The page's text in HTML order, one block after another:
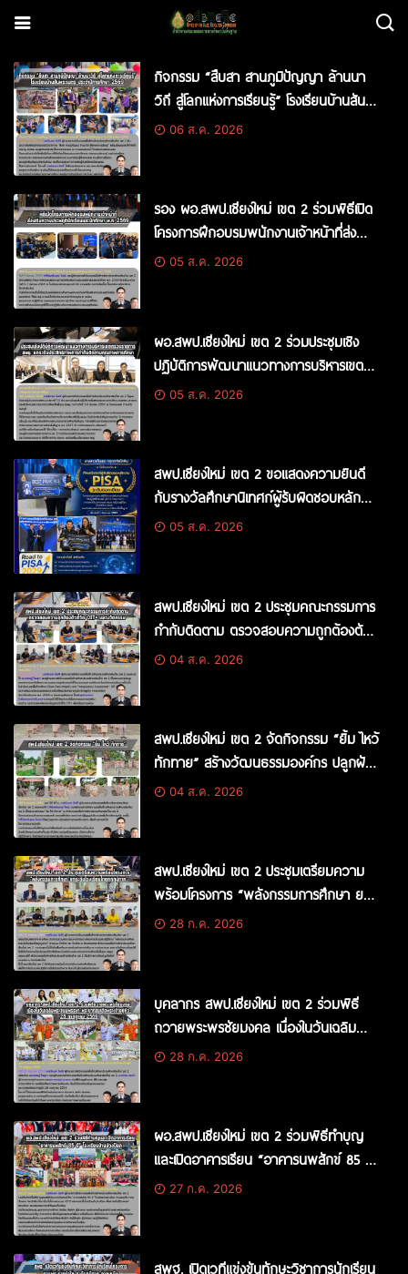
กิจกรรม “สืบสา สานภูมิปัญญา ล้านนา
วิถี สู่โลกแห่งการเรียนรู้” โรงเรียนบ้านสัน
พระเนตร ประจำปีการศึกษา 2569
06 ส.ค. 2026
รอง ผอ.สพป.เชียงใหม่ เขต 2 ร่วมพิธีเปิด
โครงการฝึกอบรมพนักงานเจ้าหน้าที่ส่ง
เสริมความประพฤตินักเรียนและนักศึกษา
05 ส.ค. 2026
ผอ.สพป.เชียงใหม่ เขต 2 ร่วมประชุมเชิง
ปฏิบัติการพัฒนาแนวทางการบริหารเขต
ตรวจราชการ สพฐ. ยกระดับประสิทธิภาพ
05 ส.ค. 2026
สพป.เชียงใหม่ เขต 2 ขอแสดงความยินดี
กับรางวัลศึกษานิเทศก์ผู้รับผิดชอบหลัก
งาน PISA ระดับยอดเยี่ยม ระดับ สพฐ.
05 ส.ค. 2026
สพป.เชียงใหม่ เขต 2 ประชุมคณะกรรมการ
กำกับติดตาม ตรวจสอบความถูกต้องตัวชี้
วัด OIT+ และนวัตกรรม Integrity
04 ส.ค. 2026
สพป.เชียงใหม่ เขต 2 จัดกิจกรรม “ยิ้ม ไหว้
ทักทาย” สร้างวัฒนธรรมองค์กร ปลูกฝัง
คุณธรรม จริยธรรมในการปฏิบัติราชการ
04 ส.ค. 2026
สพป.เชียงใหม่ เขต 2 ประชุมเตรียมความ
พร้อมโครงการ “พลังกรรมการศึกษา ยก
ระดับโรงเรียนไทยทุกภูมิภาค”
28 ก.ค. 2026
บุคลากร สพป.เชียงใหม่ เขต 2 ร่วมพิธี
ถวายพระพรชัยมงคล เนื่องในวันเฉลิม
พระชนมพรรษา พระบาทสมเด็จ
28 ก.ค. 2026
ผอ.สพป.เชียงใหม่ เขต 2 ร่วมพิธีทำบุญ
และเปิดอาคารเรียน “อาคารนพสักข์ 85 ปี”
โรงเรียนบ้านม่วงป๊อก
27 ก.ค. 2026
สพฐ. เปิดเวทีแข่งขันทักษะวิชาการนักเรียน